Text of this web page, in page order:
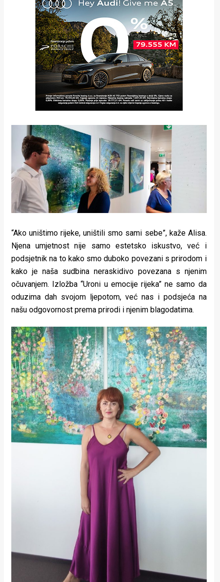
“Ako uništimo rijeke, uništili smo sami sebe”, kaže Alisa.
Njena umjetnost nije samo estetsko iskustvo, već i
podsjetnik na to kako smo duboko povezani s prirodom i
kako je naša sudbina neraskidivo povezana s njenim
očuvanjem. Izložba “Uroni u emocije rijeka” ne samo da
oduzima dah svojom ljepotom, već nas i podsjeća na
našu odgovornost prema prirodi i njenim blagodatima.